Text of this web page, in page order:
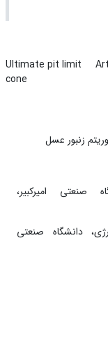
Ultimate pit limit
cone
زنبور عسل
صنعتی امیرکبیر،
دانشگاه صنعتی